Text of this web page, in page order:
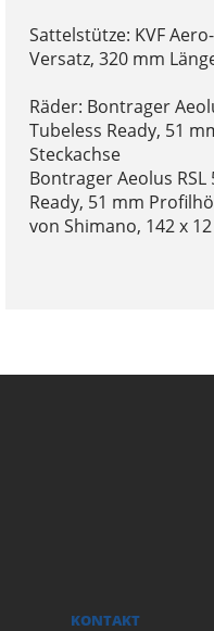
Sattelstütze: KVF
Versatz, 320 mm
Räder: Bontrager
Tubeless Ready, 51
Steckachse
Bontrager Aeolus RSL
Ready, 51 mm
von Shimano, 142 x
KONTAKT